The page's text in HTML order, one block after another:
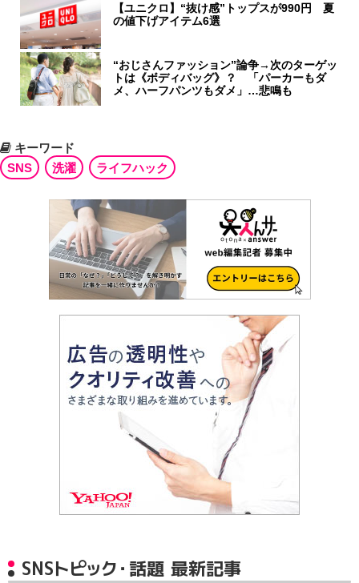
【ユニクロ】“抜け感”トップスが990円 夏
の値下げアイテム6選
“おじさんファッション”論争→次のターゲッ
トは《ボディバッグ》？ 「パーカーもダ
メ、ハーフパンツもダメ」…悲鳴も
キーワード
SNS
洗濯 ライフハック
SNSトピック・話題 最新記事